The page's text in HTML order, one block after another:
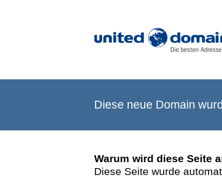
Diese neue Domain
Warum wird diese Seite
Diese Seite wurde